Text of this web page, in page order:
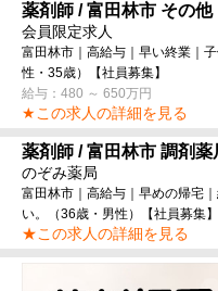
薬剤師 / 富田林市 その他
会員限定求人
富田林市｜高給与｜早い終業｜
性・35歳）【社員募集】
給与：480 ～ 650万円
★この求人の詳細を見る
薬剤師 / 富田林市 調剤薬
のぞみ薬局
富田林市｜高給与｜早めの帰宅
い。（36歳・男性）【社員募集】
★この求人の詳細を見る